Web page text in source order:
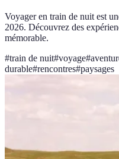
Voyager en train de nuit est
2026. Découvrez des
mémorable.
#train de nuit#voyage#
durable#rencontres#paysages